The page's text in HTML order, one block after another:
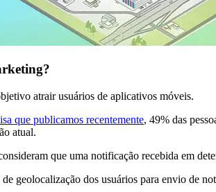
atrair usuários de aplicativos móveis.
que publicamos recentemente, 49% das
atual.
que uma notificação recebida em
geolocalização dos usuários para envio de